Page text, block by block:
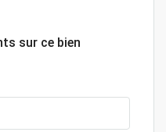
sur ce bien